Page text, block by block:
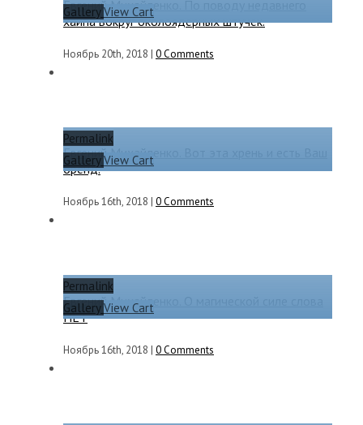
GalleryView Cart
Евгений Михайленко. По поводу недавнего
хайпа вокруг околоядерных штучек.
Ноябрь 20th, 2018 | 0 Comments
Permalink
GalleryView Cart
Евгений Михайленко. Вот эта хрень и есть Ваш
бренд.
Ноябрь 16th, 2018 | 0 Comments
Permalink
GalleryView Cart
Евгений Михайленко. О магической силе слова
НЕТ
Ноябрь 16th, 2018 | 0 Comments